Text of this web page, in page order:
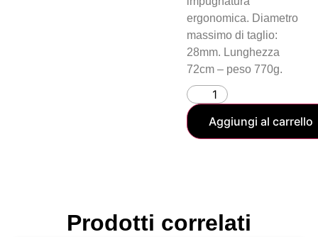
ergonomica. Diametro
massimo di taglio:
28mm. Lunghezza
72cm – peso 770g.
Aggiungi al carrello
Prodotti correlati